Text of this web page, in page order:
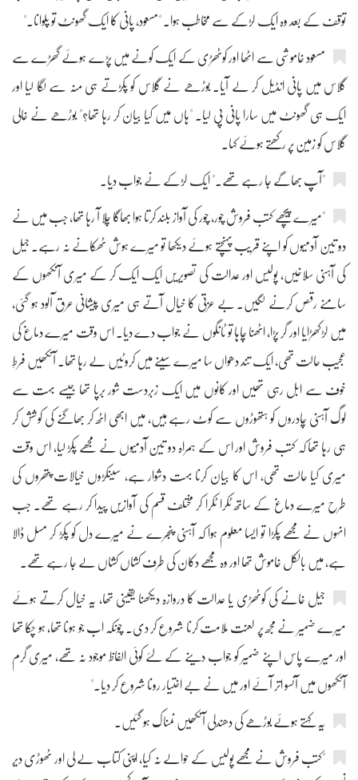
توقف کے بعد وہ ایک لڑکے سے مخاطب ہوا۔ "مسعود، پانی کا ایک گھونٹ تو پلوانا۔"
مسعود خاموشی سے اٹھا اور کوٹھڑی کے ایک کونے میں پڑے ہوئے گھڑے سے
گلاس میں پانی انڈیل کر لے آیا۔ بوڑھے نے گلاس کو پکڑتے ہی منہ سے لگا لیا اور
ایک ہی گھونٹ میں سارا پانی پی لیا۔ "ہاں میں کیا بیان کر رہا تھا؟" بوڑھے نے خالی
گلاس کو زمین پر رکھتے ہوئے کہا۔
"آپ بھاگے جا رہے تھے۔" ایک لڑکے نے جواب دیا۔
"میرے پیچھے کتب فروش چور، چور کی آواز بلند کرتا ہوا بھاگا چلا آ رہا تھا، جب میں نے
دو تین آدمیوں کو اپنے قریب پہنچتے ہوئے دیکھا تو میرے ہوش ٹھکانے نہ رہے۔ جیل
کی آہنی سلاخیں، پولیس اور عدالت کی تصویریں ایک ایک کر کے میری آنکھوں کے
سامنے رقص کرنے لگیں۔ بے عزتی کا خیال آتے ہی میری پیشانی عرق آلود ہو گئی،
میں لڑکھڑایا اور گر پڑا، اٹھنا چاہا تو ٹانگوں نے جواب دے دیا۔ اس وقت میرے دماغ کی
عجیب حالت تھی، ایک تند دھواں سا میرے سینے میں کروٹیں لے رہا تھا۔ آنکھیں فرطِ
خوف سے ابل رہی تھیں اور کانوں میں ایک زبردست شور برپا تھا جیسے بہت سے
لوگ آہنی چادروں کو ہتھوڑوں سے کوٹ رہے ہیں، میں ابھی اٹھ کر بھاگنے کی کوشش کر
ہی رہا تھا کہ کتب فروش اور اس کے ہمراہ دو تین آدمیوں نے مجھے پکڑ لیا، اس وقت
میری کیا حالت تھی، اس کا بیان کرنا بہت دشوار ہے، سینکڑوں خیالات پتھروں کی
طرح میرے دماغ کے ساتھ ٹکرا ٹکرا کر مختلف قسم کی آوازیں پیدا کر رہے تھے۔ جب
انہوں نے مجھے پکڑا تو ایسا معلوم ہوا کہ آہنی پنجرے نے میرے دل کو پکڑ کر مسل ڈالا
ہے، میں بالکل خاموش تھا اور وہ مجھے دکان کی طرف کشاں کشاں لے جا رہے تھے۔
جیل خانے کی کوٹھڑی یا عدالت کا دروازہ دیکھنا یقینی تھا، یہ خیال کرتے ہوئے
میرے ضمیر نے مجھ پر لعنت ملامت کرنا شروع کر دی۔ چونکہ اب جو ہونا تھا، ہو چکا تھا
اور میرے پاس اپنے ضمیر کو جواب دینے کے لئے کوئی الفاظ موجود نہ تھے، میری گرم
آنکھوں میں آنسو اتر آئے اور میں نے بے اختیار رونا شروع کر دیا۔"
یہ کہتے ہوئے بوڑھے کی دھندلی آنکھیں نمناک ہو گئیں۔
"کتب فروش نے مجھے پولیس کے حوالے نہ کیا، اپنی کتاب لے لی اور ٹھوڑی دیر